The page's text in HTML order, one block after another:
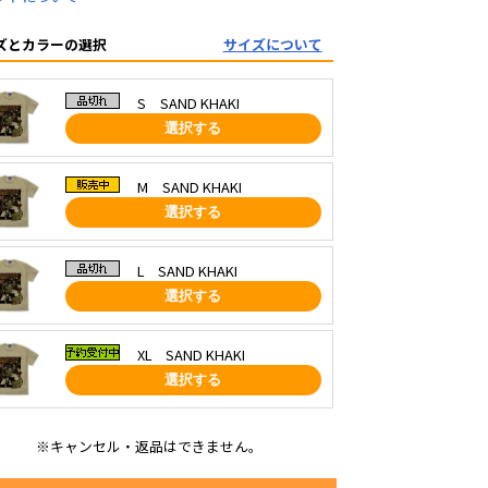
とカラーの選択 サイズについて
S SAND KHAKI
選択する
M SAND KHAKI
選択する
L SAND KHAKI
選択する
XL SAND KHAKI
選択する
※キャンセル・返品はできません。